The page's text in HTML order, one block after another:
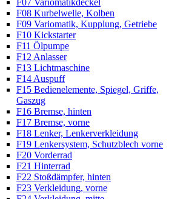
F08 Kurbelwelle, Kolben
F09 Variomatik, Kupplung, Getriebe
F10 Kickstarter
F11 Ölpumpe
F12 Anlasser
F13 Lichtmaschine
F14 Auspuff
F15 Bedienelemente, Spiegel, Griffe,
Gaszug
F16 Bremse, hinten
F17 Bremse, vorne
F18 Lenker, Lenkerverkleidung
F19 Lenkersystem, Schutzblech vorne
F20 Vorderrad
F21 Hinterrad
F22 Stoßdämpfer, hinten
F23 Verkleidung, vorne